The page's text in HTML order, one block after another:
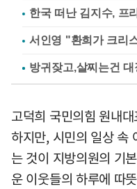
한국 떠난 김지수, 프
서인영 "환희가 크리
고덕희 국민의힘 원내
하지만, 시민의 일상 속
는 것이 지방의원의 기
운 이웃들의 하루에 따